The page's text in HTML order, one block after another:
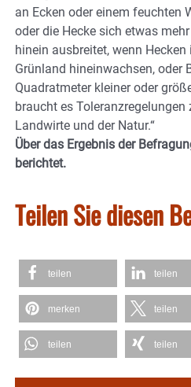
an Ecken oder einem feuchten
oder die Hecke sich etwas
hinein ausbreitet, wenn
Grünland hineinwachsen, oder
Quadratmeter kleiner oder
braucht es Toleranzregelungen
Landwirte und der Natur.“
Über das Ergebnis der
berichtet.
Teilen Sie diesen
teilen teilen
merken teilen
teilen teilen